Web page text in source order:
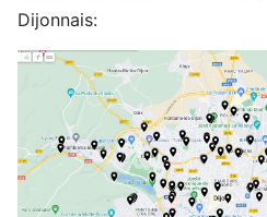
Dijonnais: